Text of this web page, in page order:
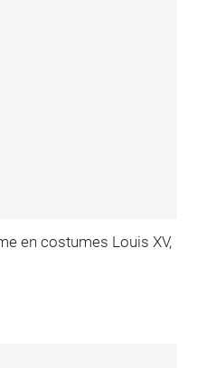
en costumes Louis XV,